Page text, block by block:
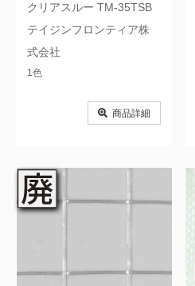
クリアスルー TM-35TSB
テイジンフロンティア株
式会社
1色
商品詳細